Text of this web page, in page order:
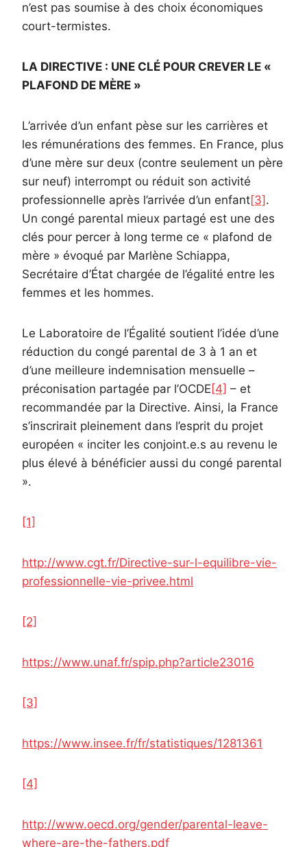
n’est pas soumise à des choix économiques
court-termistes.
LA DIRECTIVE : UNE CLÉ POUR CREVER LE «
PLAFOND DE MÈRE »
L’arrivée d’un enfant pèse sur les carrières et
les rémunérations des femmes. En France, plus
d’une mère sur deux (contre seulement un père
sur neuf) interrompt ou réduit son activité
professionnelle après l’arrivée d’un enfant[3] .
Un congé parental mieux partagé est une des
clés pour percer à long terme ce « plafond de
mère » évoqué par Marlène Schiappa,
Secrétaire d’État chargée de l’égalité entre les
femmes et les hommes.
Le Laboratoire de l’Égalité soutient l’idée d’une
réduction du congé parental de 3 à 1 an et
d’une meilleure indemnisation mensuelle –
préconisation partagée par l’OCDE [4] – et
recommandée par la Directive. Ainsi, la France
s’inscrirait pleinement dans l’esprit du projet
européen « inciter les conjoint.e.s au revenu le
plus élevé à bénéficier aussi du congé parental
».
[1]
http://www.cgt.fr/Directive-sur-l-equilibre-vie-
professionnelle-vie-privee.html
[2]
https://www.unaf.fr/spip.php?article23016
[3]
https://www.insee.fr/fr/statistiques/1281361
[4]
http://www.oecd.org/gender/parental-leave-
where-are-the-fathers.pdf